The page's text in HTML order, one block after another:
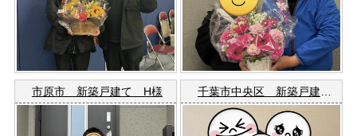
市原市 新築戸建て H様 千葉市中央区 新築戸建て Ｓ様